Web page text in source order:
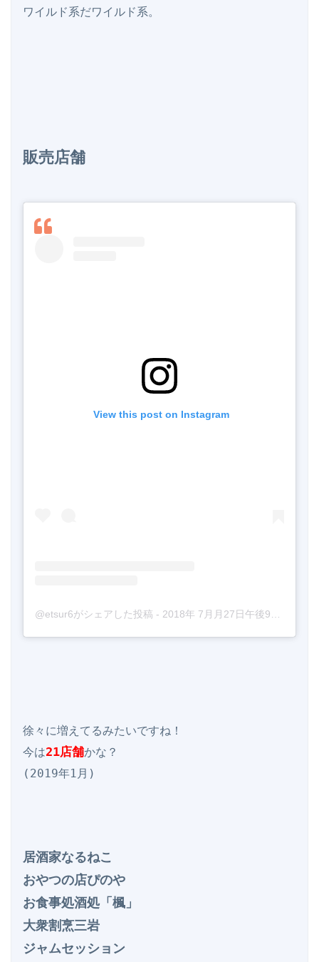
ワイルド系だワイルド系。
販売店舗
View this post on Instagram
@etsur6がシェアした投稿 - 2018年 7月月27日午後9時49分PDT
徐々に増えてるみたいですね！
今は21店舗かな？
(2019年1月)
居酒家なるねこ
おやつの店ぴのや
お食事処酒処「楓」
大衆割烹三岩
ジャムセッション